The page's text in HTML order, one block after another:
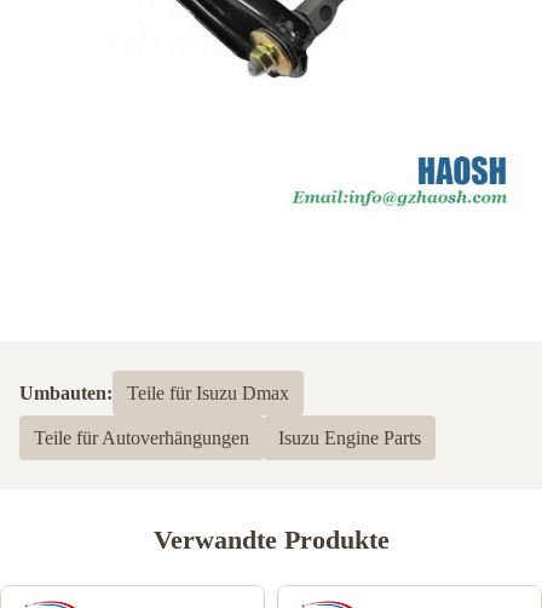
Umbauten: Teile für Isuzu Dmax
Teile für Autoverhängungen Isuzu Engine Parts
Verwandte Produkte